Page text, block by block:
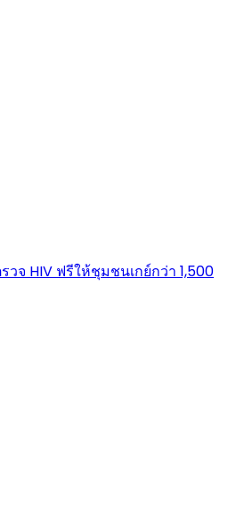
วจ HIV ฟรีให้ชุมชนเกย์กว่า 1,500